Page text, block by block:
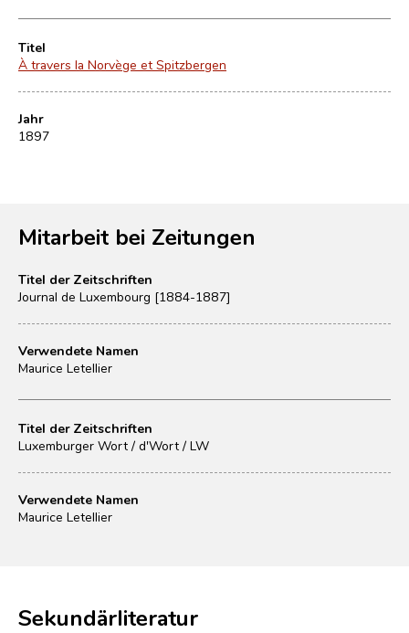
Titel
À travers la Norvège et Spitzbergen
Jahr
1897
Mitarbeit bei Zeitungen
Titel der Zeitschriften
Journal de Luxembourg [1884-1887]
Verwendete Namen
Maurice Letellier
Titel der Zeitschriften
Luxemburger Wort / d'Wort / LW
Verwendete Namen
Maurice Letellier
Sekundärliteratur